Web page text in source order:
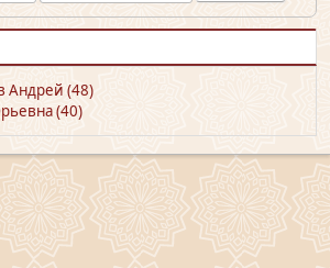
Андрей (48)
(40)